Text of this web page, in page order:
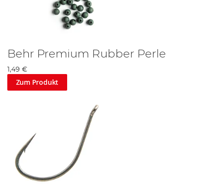
Behr Premium Rubber Perle
1,49 €
Zum Produkt